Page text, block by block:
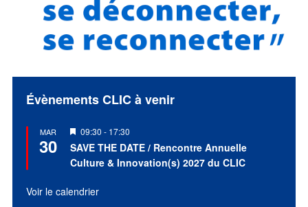
Évènements CLIC à venir
MAR
30
Mis
en
avant
09:30 - 17:30
SAVE THE DATE / Rencontre Annuelle
Culture & Innovation(s) 2027 du CLIC
Voir le calendrier